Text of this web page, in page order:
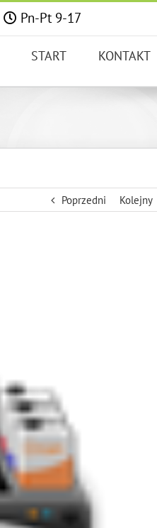
Pn-Pt 9-17
START KONTAKT
Poprzedni Kolejny